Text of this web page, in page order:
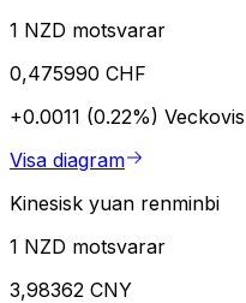
1 NZD motsvarar
0,475990 CHF
+0.0011 (0.22%) Veckovis
Visa diagram
Kinesisk yuan renminbi
1 NZD motsvarar
3,98362 CNY